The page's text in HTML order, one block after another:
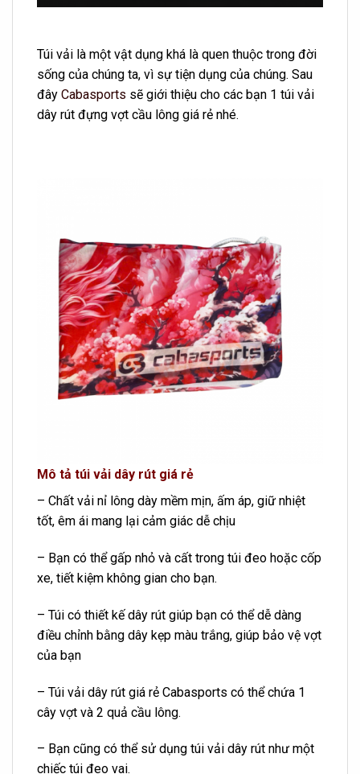
Túi vải là một vật dụng khá là quen thuộc trong đời
sống của chúng ta, vì sự tiện dụng của chúng. Sau
đây Cabasports sẽ giới thiệu cho các bạn 1 túi vải
dây rút đựng vợt cầu lông giá rẻ nhé.
Mô tả túi vải dây rút giá rẻ
– Chất vải nỉ lông dày mềm mịn, ấm áp, giữ nhiệt
tốt, êm ái mang lại cảm giác dễ chịu
– Bạn có thể gấp nhỏ và cất trong túi đeo hoặc cốp
xe, tiết kiệm không gian cho bạn.
– Túi có thiết kế dây rút giúp bạn có thể dễ dàng
điều chỉnh bằng dây kẹp màu trắng, giúp bảo vệ vợt
của bạn
– Túi vải dây rút giá rẻ Cabasports có thể chứa 1
cây vợt và 2 quả cầu lông.
– Bạn cũng có thể sử dụng túi vải dây rút như một
chiếc túi đeo vai.